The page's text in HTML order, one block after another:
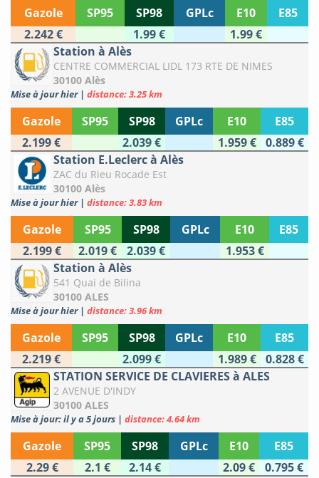
Gazole SP95 SP98 GPLc E10
E85
2.242 €
1.99 €
1.99 €
Station à Alès
CENTRE COMMERCIAL LIDL 173 RTE DE NIMES
30100 Alès
Mise à jour hier | distance: 3.25 km
Gazole SP95 SP98 GPLc E10
E85
2.199 €
2.039 € 1.959 €
0.889 €
Station E.Leclerc à Alès
ZAC du Rieu Rocade Est
30100 Alès
Mise à jour hier | distance: 3.83 km
Gazole SP95 SP98 GPLc E10
E85
2.199 €
2.019 € 2.039 €
1.953 €
Station à Alès
541 Quai de Bilina
30100 ALES
Mise à jour hier | distance: 3.96 km
Gazole SP95 SP98 GPLc E10
E85
2.219 €
2.099 € 1.989 €
0.828 €
STATION SERVICE DE CLAVIERES à ALES
2 AVENUE D'INDY
30100 ALES
Mise à jour: il y a 5 jours | distance: 4.64 km
Gazole SP95 SP98 GPLc E10
E85
2.29 €
2.1 € 2.14 € 2.09 €
0.795 €